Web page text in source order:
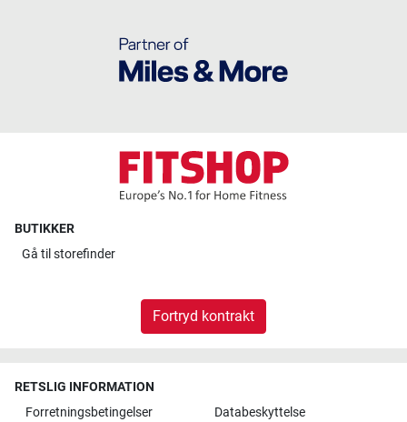
BUTIKKER
Gå til storefinder
Fortryd kontrakt
RETSLIG INFORMATION
Forretningsbetingelser
Databeskyttelse